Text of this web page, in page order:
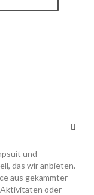
und
das wir anbieten.
aus gekämmter
oder